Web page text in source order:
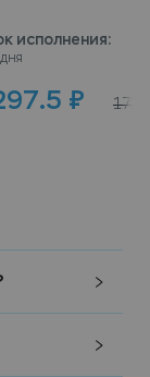
исполнения:
₽ 1730